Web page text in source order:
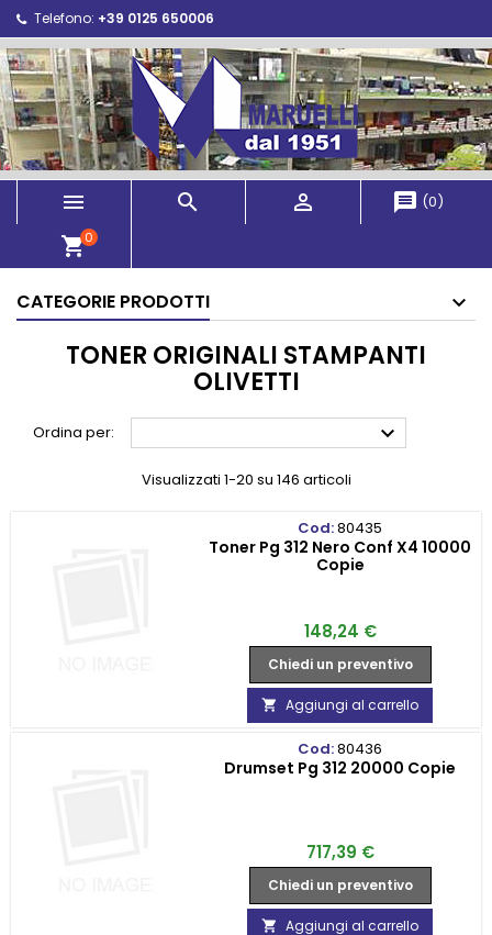
Telefono: +39 0125 650006
   message (0)
shopping_cart0
CATEGORIE PRODOTTI
TONER ORIGINALI STAMPANTI
OLIVETTI
Ordina per: 
Visualizzati 1-20 su 146 articoli
Cod:80435
Toner Pg 312 Nero Conf X4 10000
Copie
Prezzo
148,24 €
Chiedi un preventivo
 Aggiungi al carrello
Cod:80436
Drumset Pg 312 20000 Copie
Prezzo
717,39 €
Chiedi un preventivo
 Aggiungi al carrello